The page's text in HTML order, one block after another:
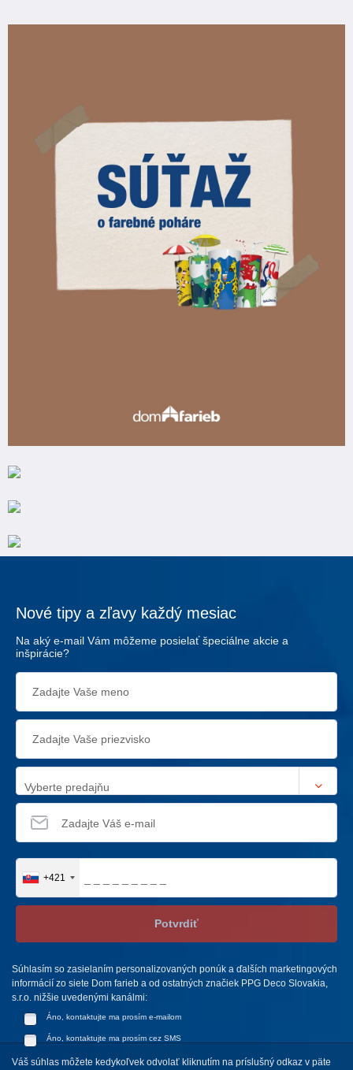
Nové tipy a zľavy každý mesiac
Na aký e-mail Vám môžeme posielať špeciálne akcie a
inšpirácie?
Vyberte predajňu
+421
Potvrdiť
Súhlasím so zasielaním personalizovaných ponúk a ďalších marketingových
informácií zo siete Dom farieb a od ostatných značiek PPG Deco Slovakia,
s.r.o. nižšie uvedenými kanálmi:
Áno, kontaktujte ma prosím e-mailom
Áno, kontaktujte ma prosím cez SMS
Váš súhlas môžete kedykoľvek odvolať kliknutím na príslušný odkaz v päte